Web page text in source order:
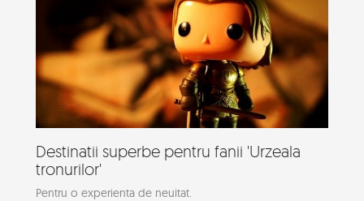
Destinatii superbe pentru fanii 'Urzeala
tronurilor'
Pentru o experienta de neuitat.